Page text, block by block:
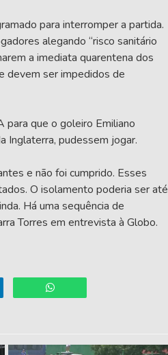
para interromper a partida.
alegando “risco sanitário
a imediata quarentena dos
devem ser impedidos de
para que o goleiro Emiliano
Inglaterra, pudessem jogar.
e não foi cumprido. Esses
O isolamento poderia ser até
Há uma sequência de
Torres em entrevista à Globo.